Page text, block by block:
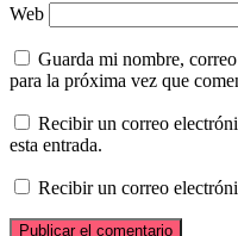
Web
Guarda mi nombre,
para la próxima vez que
Recibir un correo
esta entrada.
Recibir un correo